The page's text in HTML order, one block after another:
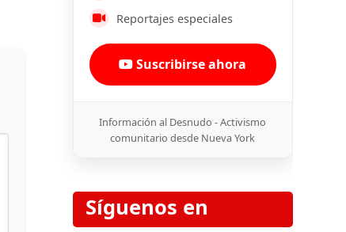
Reportajes especiales
Suscribirse ahora
Información al Desnudo - Activismo
comunitario desde Nueva York
Síguenos en